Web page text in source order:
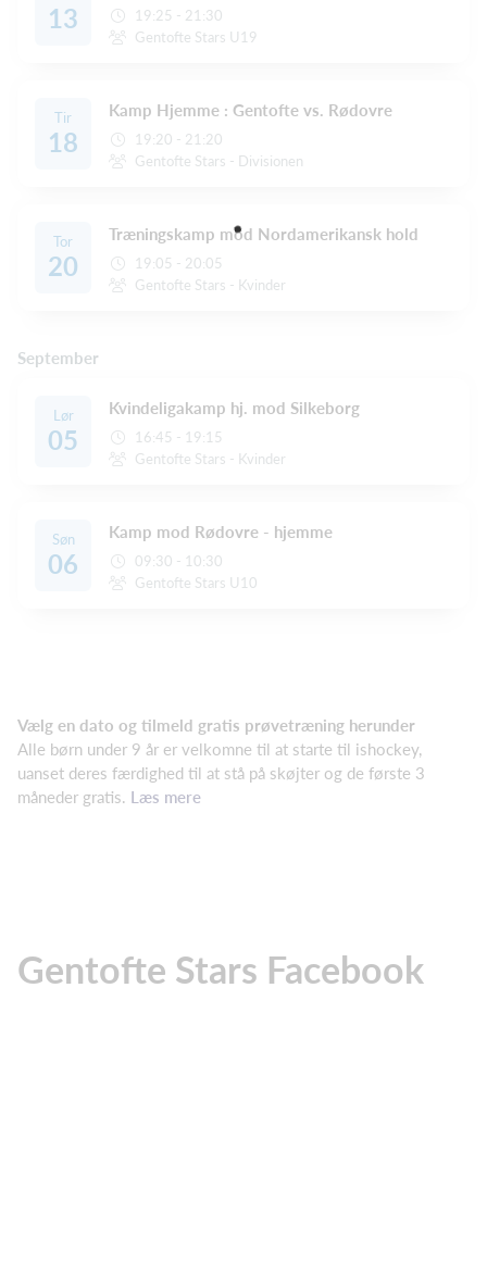
13
19:25 - 21:30
Gentofte Stars U19
Tir
18
Kamp Hjemme : Gentofte vs. Rødovre
19:20 - 21:20
Gentofte Stars - Divisionen
Tor
20
Træningskamp mod Nordamerikansk hold
19:05 - 20:05
Gentofte Stars - Kvinder
September
Lør
05
Kvindeligakamp hj. mod Silkeborg
16:45 - 19:15
Gentofte Stars - Kvinder
Søn
06
Kamp mod Rødovre - hjemme
09:30 - 10:30
Gentofte Stars U10
Vælg en dato og tilmeld gratis prøvetræning herunder
Alle børn under 9 år er velkomne til at starte til ishockey,
uanset deres færdighed til at stå på skøjter og de første 3
måneder gratis. Læs mere
Gentofte Stars Facebook